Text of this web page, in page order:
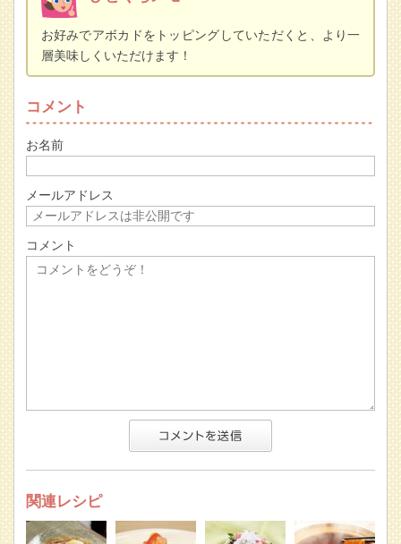
お好みでアボカドをトッピングしていただくと、より一
層美味しくいただけます！
コメント
お名前
メールアドレス
コメント
関連レシピ